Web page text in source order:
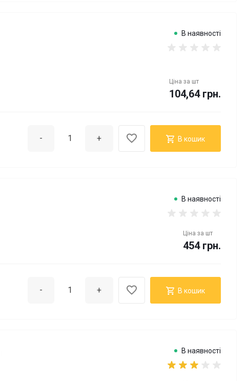
В наявності
Ціна за шт
104,64 грн.
- + В кошик
В наявності
Ціна за шт
454 грн.
- + В кошик
В наявності